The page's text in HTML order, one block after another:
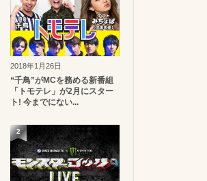
2018年1月26日
“千鳥”がMCを務める新番組
「トモテレ」が2月にスター
ト! 今までにない...
2